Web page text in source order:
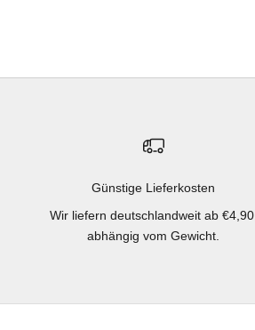
Günstige Lieferkosten
Wir liefern deutschlandweit ab €4,90,
abhängig vom Gewicht.